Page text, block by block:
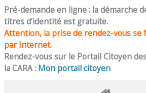
Pré-demande en ligne : la démarche
titres d’identité est gratuite.
Attention, la prise de rendez-vous se
par Internet.
Rendez-vous sur le Portail Citoyen
la CARA : Mon portail citoyen